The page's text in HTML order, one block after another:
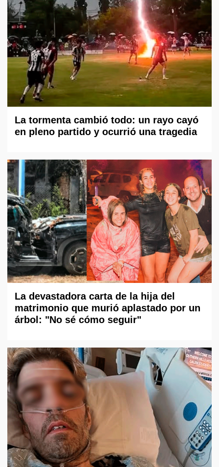
La tormenta cambió todo: un rayo cayó
en pleno partido y ocurrió una tragedia
La devastadora carta de la hija del
matrimonio que murió aplastado por un
árbol: "No sé cómo seguir"